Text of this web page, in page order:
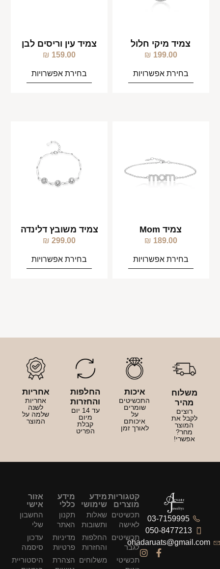
צמיד מיקי חלול
199.00
₪
בחירת אפשרויות
צמיד עין וריסים לבן
159.00
₪
בחירת אפשרויות
צמיד Mom
189.00
₪
בחירת אפשרויות
צמיד משובץ דלינדה
299.00
₪
בחירת אפשרויות
משלוח
מהיר
רוצים
לקבל את
המוצר
מחר?
אפשרי!
איכות
התכשיטים
שומרים
על
איכותם
לאורך זמן
החלפות
והחזרות
עד 14 יום
מיום
קבלת
הפריט
אחריות
אחריות
לשנה
שלמה על
המוצר
03-7159995
050-8477213
ohadaruats@gmail.com
קטגוריות
מוצרים
תכשיטים
לאישה
תכשיטים
לגבר
תכשיטי
מידע
שימושי
שאלות
ותשובות
החלפות
והחזרות
משלוחים
מידע
כללי
תקנון
האתר
מדיניות
פרטיות
הצהרת
אזור
אישי
החשבון
שלי
עדכון
סיסמה
היסטוריית